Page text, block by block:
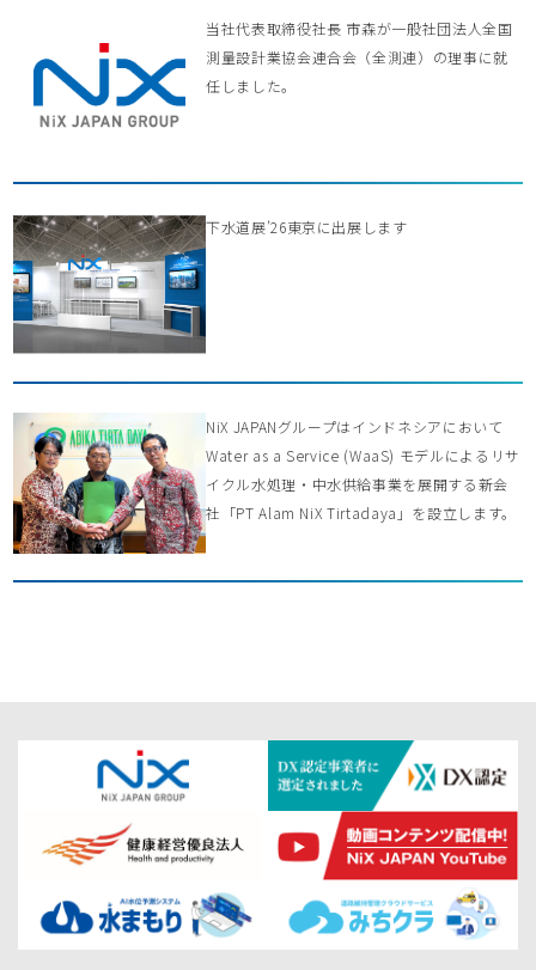
当社代表取締役社長 市森が一般社団法人全国
測量設計業協会連合会（全測連）の理事に就
任しました。
下水道展’26東京に出展します
NiX JAPANグループはインドネシアにおいて
Water as a Service (WaaS) モデルによるリサ
イクル水処理・中水供給事業を展開する新会
社「PT Alam NiX Tirtadaya」を設立します。